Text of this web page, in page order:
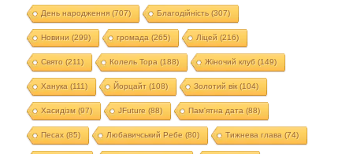
День народження(707) Благодійність (307)
Новини (299) громада (265) Ліцей (216)
Свято (211) Колель Тора (188) Жіночий клуб (149)
Ханука (111) Йорцайт (108) Золотий вік(104)
Хасидізм (97) JFuture (88) Пам'ятна дата (88)
Песах(85) Любавичський Ребе (80) Тижнева глава (74)